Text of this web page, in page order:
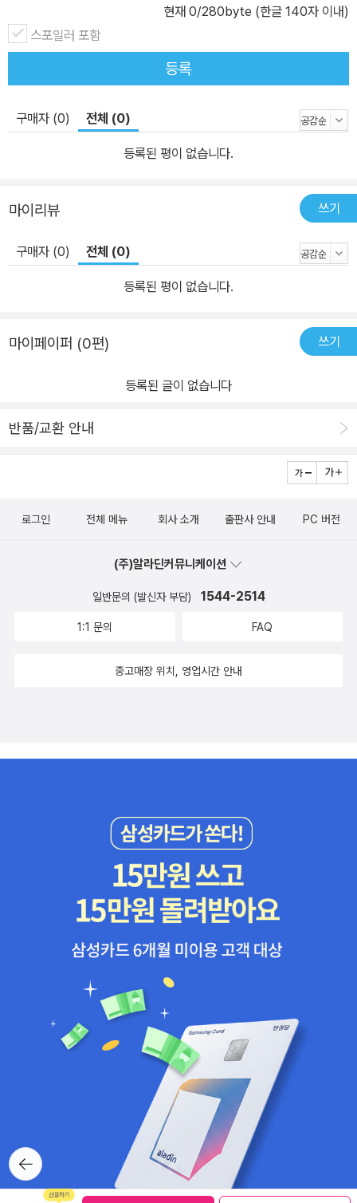
현재 0/280byte (한글 140자 이내)
스포일러 포함
등록
구매자 (0) 전체 (0)
등록된 평이 없습니다.
마이리뷰 쓰기
구매자 (0) 전체 (0)
등록된 평이 없습니다.
마이페이퍼 (0편) 쓰기
등록된 글이 없습니다
반품/교환 안내
뒤로가
기
로그인 전체 메뉴 회사 소개 출판사 안내 PC 버전
(주)알라딘커뮤니케이션
일반문의 (발신자 부담) 1544-2514
1:1 문의 FAQ
중고매장 위치, 영업시간 안내